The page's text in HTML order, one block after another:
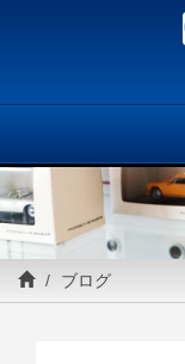
ブログ